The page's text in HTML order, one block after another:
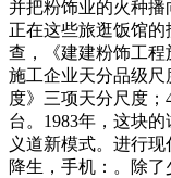
并把粉饰业的火种
正在这些旅逛饭馆
查，《建建粉饰工
施工企业天分品级尺
度》三项天分尺度
台。1983年，这块
义道新模式。进行
降生，手机：。除